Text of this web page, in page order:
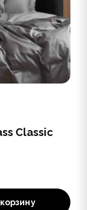
Classic